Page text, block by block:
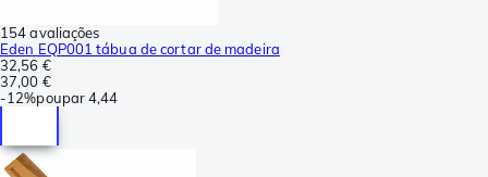
154 avaliações
Eden EQP001 tábua de cortar de madeira
32,56 €
37,00 €
-12%poupar4,44